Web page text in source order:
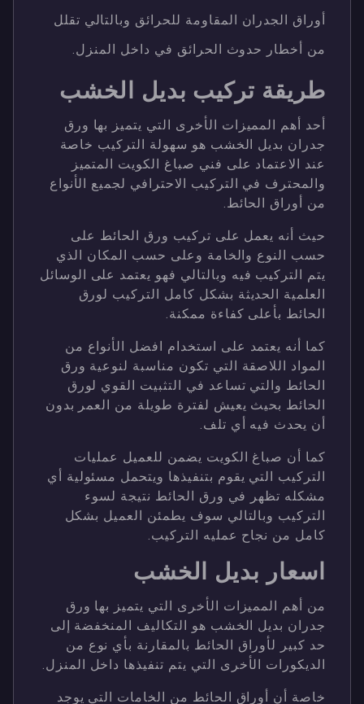
أوراق الجدران المقاومة للحرائق وبالتالي تقلل
من أخطار حدوث الحرائق في داخل المنزل.
طريقة تركيب بديل الخشب
أحد أهم المميزات الأخرى التي يتميز بها ورق
جدران بديل الخشب هو سهولة التركيب خاصة
عند الاعتماد على فني صباغ الكويت المتميز
والمحترف في التركيب الاحترافي لجميع الأنواع
من أوراق الحائط.
حيث أنه يعمل على تركيب ورق الحائط على
حسب النوع والخامة وعلى حسب المكان الذي
يتم التركيب فيه وبالتالي فهو يعتمد على الوسائل
العلمية الحديثة بشكل كامل التركيب لورق
الحائط بأعلى كفاءة ممكنة.
كما أنه يعتمد على استخدام افضل الأنواع من
المواد اللاصقة التي تكون مناسبة لنوعية ورق
الحائط والتي تساعد في التثبيت القوي لورق
الحائط بحيث يعيش لفترة طويلة من العمر بدون
أن يحدث فيه أي تلف.
كما أن صباغ الكويت يضمن للعميل عمليات
التركيب التي يقوم بتنفيذها ويتحمل مسئولية أي
مشكله تظهر في ورق الحائط نتيجة لسوء
التركيب وبالتالي سوف يطمئن العميل بشكل
كامل من نجاح عمليه التركيب.
اسعار بديل الخشب
من أهم المميزات الأخرى التي يتميز بها ورق
جدران بديل الخشب هو التكاليف المنخفضة إلى
حد كبير لأوراق الحائط بالمقارنة بأي نوع من
الديكورات الأخرى التي يتم تنفيذها داخل المنزل.
خاصة أن أوراق الحائط من الخامات التي يوجد